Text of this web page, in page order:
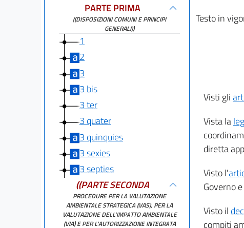
PARTE PRIMA
((DISPOSIZIONI COMUNI E PRINCIPI
GENERALI))
1
2
3
3 bis
3 ter
3 quater
3 quinquies
3 sexies
3 septies
((PARTE SECONDA
PROCEDURE PER LA VALUTAZIONE
AMBIENTALE STRATEGICA (VAS), PER LA
VALUTAZIONE DELL'IMPATTO AMBIENTALE
(VIA) E PER L'AUTORIZZAZIONE INTEGRATA
Testo in
Visti gli
Vista la
diretta
Visto l'
Governo
Visto il
compiti